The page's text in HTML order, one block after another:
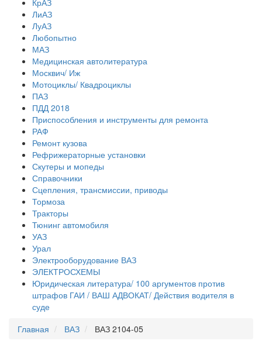
КрАЗ
ЛиАЗ
ЛуАЗ
Любопытно
МАЗ
Медицинская автолитература
Москвич/ Иж
Мотоциклы/ Квадроциклы
ПАЗ
ПДД 2018
Приспособления и инструменты для ремонта
РАФ
Ремонт кузова
Рефрижераторные установки
Скутеры и мопеды
Справочники
Сцепления, трансмиссии, приводы
Тормоза
Тракторы
Тюнинг автомобиля
УАЗ
Урал
Электрооборудование ВАЗ
ЭЛЕКТРОСХЕМЫ
Юридическая литература/ 100 аргументов против
штрафов ГАИ / ВАШ АДВОКАТ/ Действия водителя в
суде
Главная
ВАЗ ВАЗ 2104-05